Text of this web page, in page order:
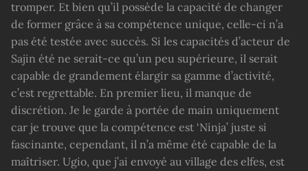
tromper. Et bien qu’il possède la capacité de changer
de former grâce à sa compétence unique, celle-ci n’a
pas été testée avec succès. Si les capacités d’acteur de
Sajin été ne serait-ce qu’un peu supérieure, il serait
capable de grandement élargir sa gamme d’activité,
c’est regrettable. En premier lieu, il manque de
discrétion. Je le garde à portée de main uniquement
car je trouve que la compétence est ‘Ninja’ juste si
fascinante, cependant, il n’a même été capable de la
maîtriser. Ugio, que j’ai envoyé au village des elfes, est